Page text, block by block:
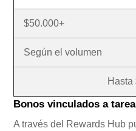
$50.000+
Según el volumen
Hasta
Bonos vinculados a
A través del Rewards Hub